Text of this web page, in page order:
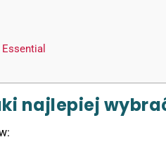
najlepiej